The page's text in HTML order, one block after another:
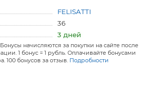
FELISATTI
36
3 дней
начисляются за покупки на сайте после
1 бонус = 1 рубль. Оплачивайте бонусами
100 бонусов за отзыв. Подробности